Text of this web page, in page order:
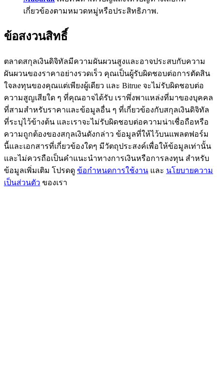
กิจกรรมเพิ่มเติม
รับรางวัลและสิทธิพิเศษสุดพิเศษ
ศูนย์รางวัล
เข้าสู่ระบบลงชื่อ
เกี่ยวข้องตามหมวดหมู่หรือประสิทธิภาพ.
ข้อสงวนสิทธิ์
ตลาดสกุลเงินดิจิทัลมีความผันผวนสูงและอาจประสบกับความ
ผันผวนของราคาอย่างรวดเร็ว คุณเป็นผู้รับผิดชอบต่อการตัดสิน
ใจลงทุนของคุณแต่เพียงผู้เดียว และ Bitrue จะไม่รับผิดชอบต่อ
ความสูญเสียใด ๆ ที่คุณอาจได้รับ เราพึ่งพาแหล่งที่มาของบุคคล
ที่สามสำหรับราคาและข้อมูลอื่น ๆ ที่เกี่ยวข้องกับสกุลเงินดิจิทัล
ที่ระบุไว้ข้างต้น และเราจะไม่รับผิดชอบต่อความน่าเชื่อถือหรือ
ความถูกต้องของสกุลเงินดังกล่าว ข้อมูลที่ให้ไว้บนแพลตฟอร์ม
นี้และเอกสารที่เกี่ยวข้องใดๆ มีวัตถุประสงค์เพื่อให้ข้อมูลเท่านั้น
และไม่ควรถือเป็นคำแนะนำทางการเงินหรือการลงทุน สำหรับ
ข้อมูลเพิ่มเติม โปรดดู ข้อกำหนดการใช้งาน และ นโยบายความ
เป็นส่วนตัว ของเรา